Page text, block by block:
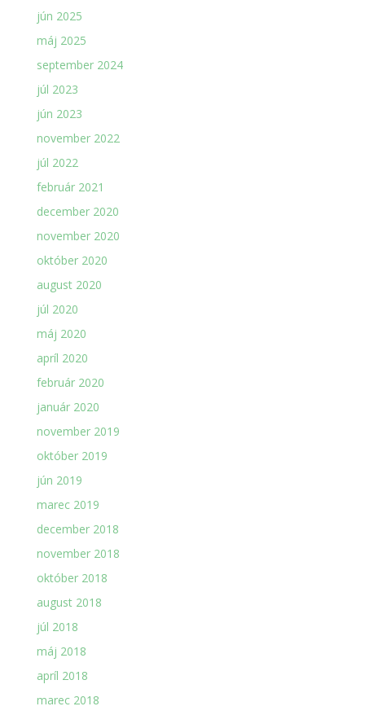
jún 2025
máj 2025
september 2024
júl 2023
jún 2023
november 2022
júl 2022
február 2021
december 2020
november 2020
október 2020
august 2020
júl 2020
máj 2020
apríl 2020
február 2020
január 2020
november 2019
október 2019
jún 2019
marec 2019
december 2018
november 2018
október 2018
august 2018
júl 2018
máj 2018
apríl 2018
marec 2018